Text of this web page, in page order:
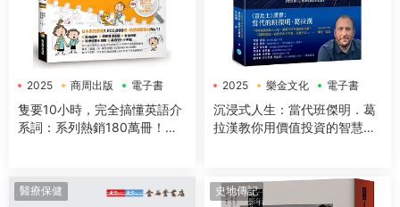
2025 商周出版 電子書
隻要10小時，完全搞懂英語介
系詞：系列熱銷180萬冊！免
麼這樣用的介系詞寶典
2025 樂金文化 電子書
沉浸式人生：當代班傑明．葛
拉漢教你用價值投資的智慧，
醫療保健 史地傳記